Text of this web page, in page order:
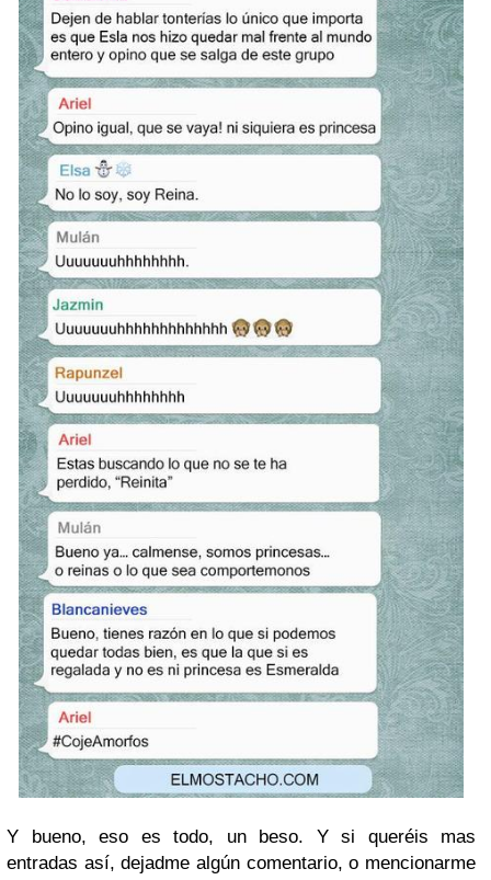
Y bueno, eso es todo, un beso. Y si queréis mas
entradas así, dejadme algún comentario, o mencionarme